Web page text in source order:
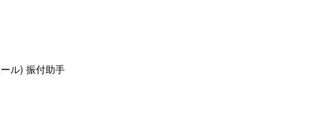
ル) 振付助手